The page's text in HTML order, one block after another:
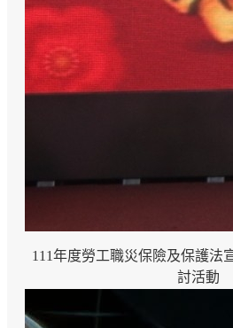
111年度勞工職災保險及保護法
討活動